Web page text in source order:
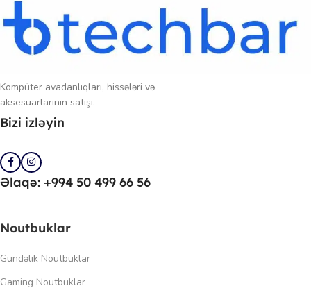
Kompüter avadanlıqları, hissələri və
aksesuarlarının satışı.
Bizi izləyin
Əlaqə: +994 50 499 66 56
Noutbuklar
Gündəlik Noutbuklar
Gaming Noutbuklar